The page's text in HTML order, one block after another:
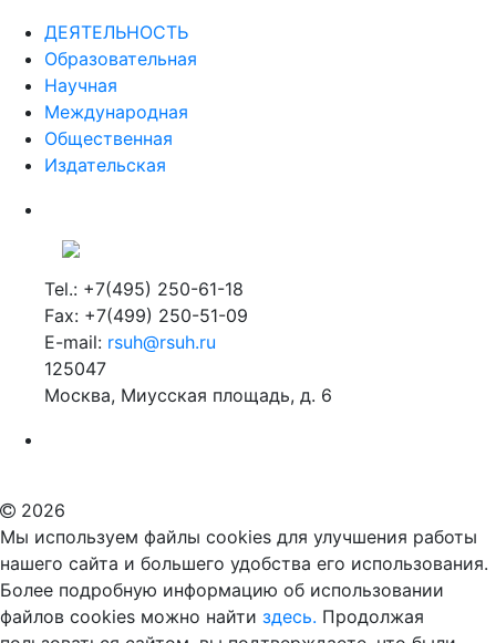
ДЕЯТЕЛЬНОСТЬ
Образовательная
Научная
Международная
Общественная
Издательская
Tel.: +7(495) 250-61-18
Fax: +7(499) 250-51-09
E-mail: rsuh@rsuh.ru
125047
Москва, Миусская площадь, д. 6
2026
Мы используем файлы cookies для улучшения работы
нашего сайта и большего удобства его использования.
Более подробную информацию об использовании
файлов cookies можно найти здесь. Продолжая